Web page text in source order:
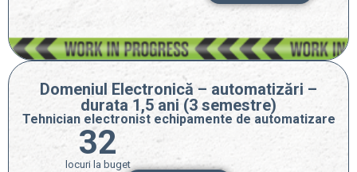
Domeniul Electronică – automatizări –
durata 1,5 ani (3 semestre)
Tehnician electronist echipamente de automatizare
32
locuri la buget